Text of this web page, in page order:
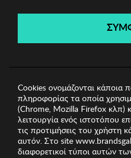
Λήγει σε: 00ημέρες | 00ώρες
Cookies ονομάζονται κάποια
πληροφορίας τα οποία
(Chrome, Mozilla Firefox κλπ)
λειτουργία ενός ιστοτόπου
τις προτιμήσεις του χρήστη
αυτόν. Στο site
διαφορετικοί τύποι αυτών